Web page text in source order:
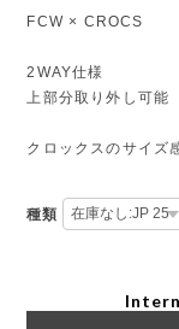
FCW × CROCS
2WAY仕様
上部分取り外し可能
クロックスのサイズ
種類